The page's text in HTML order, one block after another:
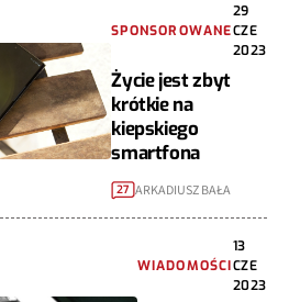
SPONSOROWANE
29
CZE
2023
Życie jest zbyt
krótkie na
kiepskiego
smartfona
27 ARKADIUSZ BAŁA
WIADOMOŚCI
13
CZE
2023